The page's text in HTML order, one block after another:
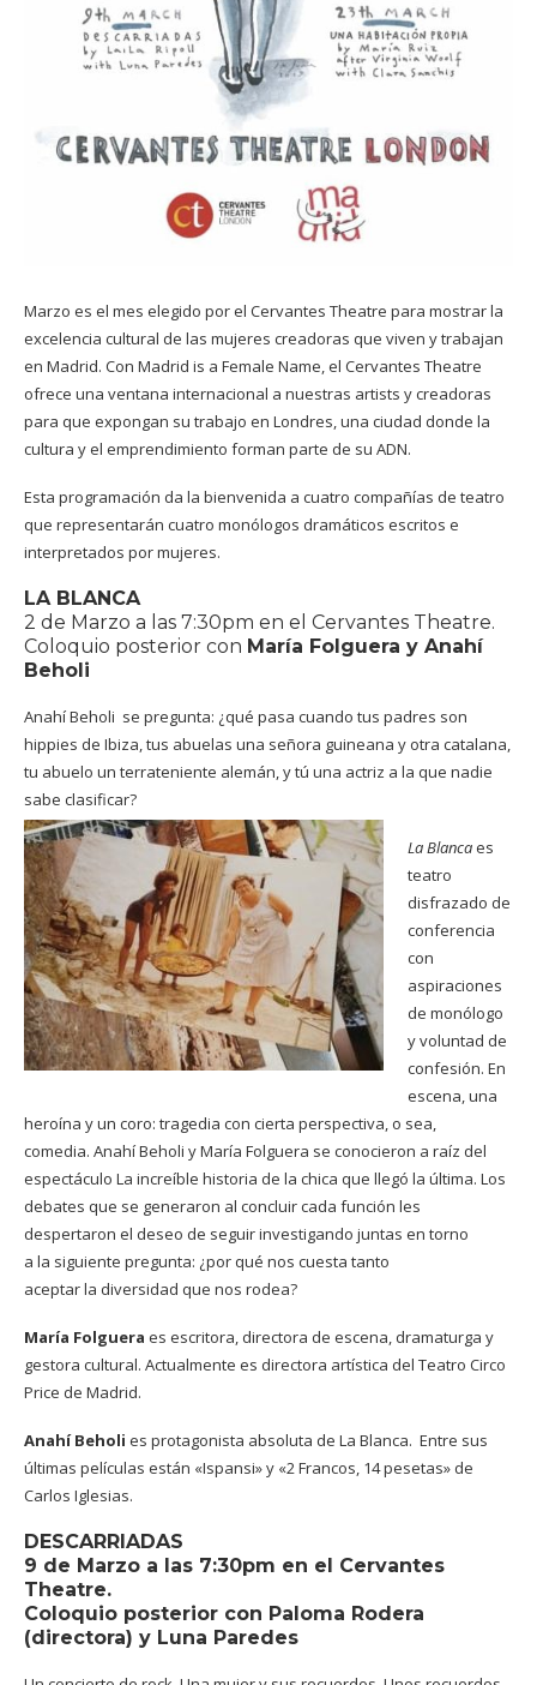
Marzo es el mes elegido por el Cervantes Theatre para mostrar la
excelencia cultural de las mujeres creadoras que viven y trabajan
en Madrid. Con Madrid is a Female Name, el Cervantes Theatre
ofrece una ventana internacional a nuestras artists y creadoras
para que expongan su trabajo en Londres, una ciudad donde la
cultura y el emprendimiento forman parte de su ADN.
Esta programación da la bienvenida a cuatro compañías de teatro
que representarán cuatro monólogos dramáticos escritos e
interpretados por mujeres.
LA BLANCA
2 de Marzo a las 7:30pm en el Cervantes Theatre.
Coloquio posterior con María Folguera y Anahí
Beholi
Anahí Beholi se pregunta: ¿qué pasa cuando tus padres son
hippies de Ibiza, tus abuelas una señora guineana y otra catalana,
tu abuelo un terrateniente alemán, y tú una actriz a la que nadie
sabe clasificar?
La Blancaes
teatro
disfrazado de
conferencia
con
aspiraciones
de monólogo
y voluntad de
confesión. En
escena, una
heroína y un coro: tragedia con cierta perspectiva, o sea,
comedia. Anahí Beholi y María Folguera se conocieron a raíz del
espectáculo La increíble historia de la chica que llegó la última. Los
debates que se generaron al concluir cada función les
despertaron el deseo de seguir investigando juntas en torno
a la siguiente pregunta: ¿por qué nos cuesta tanto
aceptar la diversidad que nos rodea?
María Folguera es escritora, directora de escena, dramaturga y
gestora cultural. Actualmente es directora artística del Teatro Circo
Price de Madrid.
Anahí Beholi es protagonista absoluta de La Blanca. Entre sus
últimas películas están «Ispansi» y «2 Francos, 14 pesetas» de
Carlos Iglesias.
DESCARRIADAS
9 de Marzo a las 7:30pm en el Cervantes
Theatre.
Coloquio posterior con Paloma Rodera
(directora) y Luna Paredes